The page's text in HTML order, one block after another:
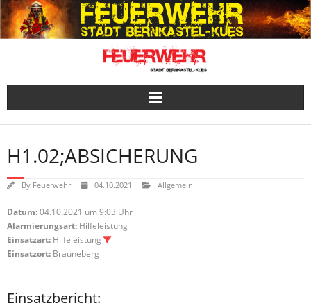
Skip
to
content
H1.02;ABSICHERUNG
By Feuerwehr 04.10.2021 Allgemein
Datum:04.10.2021 um 9:03 Uhr
Alarmierungsart: Hilfeleistung
Einsatzart: Hilfeleistung
Einsatzort: Brauneberg
Einsatzbericht: